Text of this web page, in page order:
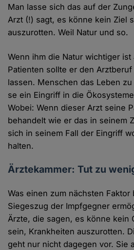
Man lasse sich das auf der
Arzt (!) sagt, es könne kein Ziel
auszurotten. Weil Natur und so.
Wenn ihm die Natur wichtiger
Patienten sollte er den
lassen. Menschen das Leben
se ein Eingriff in die
Wobei: Wenn dieser Arzt seine
behandelt wie er das in seinem
sich in seinem Fall der Eingriff
halten.
Ärztekammer: Tut zu
Was einen zum nächsten Faktor
Siegeszug der Impfgegner
Ärzte, die sagen, es könne kein
sein, Krankheiten auszurotten.
geht nur nicht dagegen vor. Sie